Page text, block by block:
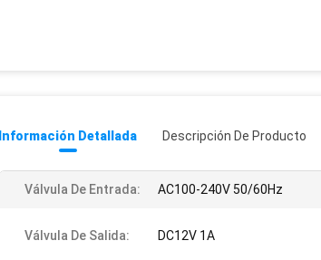
Información Detallada Descripción De Producto
Válvula De Entrada: AC100-240V 50/60Hz
Válvula De Salida: DC12V 1A